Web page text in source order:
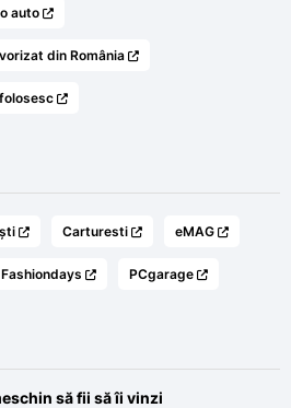
auto
din România
Carturesti eMAG
Fashiondays PCgarage
să fii să îi vinzi